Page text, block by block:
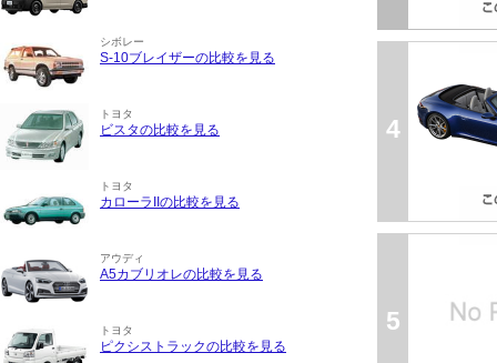
シボレー
S-10ブレイザーの比較を見る
トヨタ
ビスタの比較を見る
トヨタ
カローラIIの比較を見る
アウディ
A5カブリオレの比較を見る
トヨタ
ピクシストラックの比較を見る
4
5